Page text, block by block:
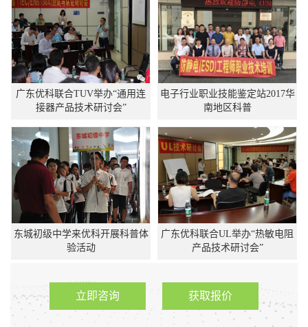
广东优科联合TUV举办“通用连
接器产品技术研讨会”
电子行业职业技能鉴定站2017华
南地区科普
东城初级中学来优科开展科普体
验活动
广东优科联合UL举办“热敏电阻
产品技术研讨会”
立即咨询 获取报价